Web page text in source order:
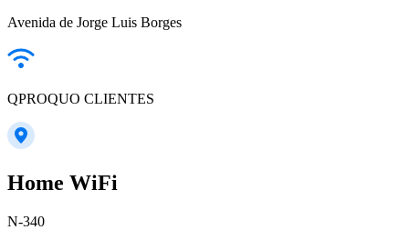
Avenida de Jorge Luis Borges
QPROQUO CLIENTES
Home WiFi
N-340